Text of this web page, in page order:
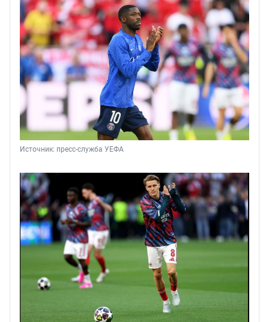
Источник: пресс-служба УЕФА